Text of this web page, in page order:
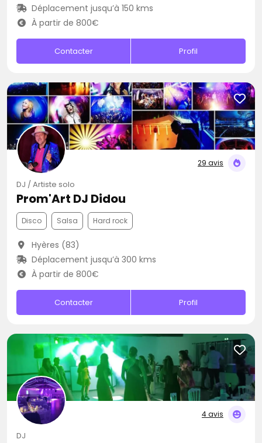
Déplacement jusqu’à 150 kms
À partir de 800€
Contacter Profil
29 avis
DJ / Artiste solo
Prom'Art DJ Didou
Disco Salsa Hard rock
Hyères (83)
Déplacement jusqu’à 300 kms
À partir de 800€
Contacter Profil
4 avis
DJ